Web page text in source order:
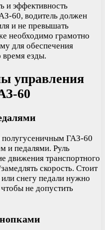
и эффективность
60, водитель должен
и не превышать
необходимо грамотно
для обеспечения
время езды.
управления
60
ГАЗ-60
и педалями. Руль
движения транспортного
скорость. Стоит
снегу педали нужно
не допустить